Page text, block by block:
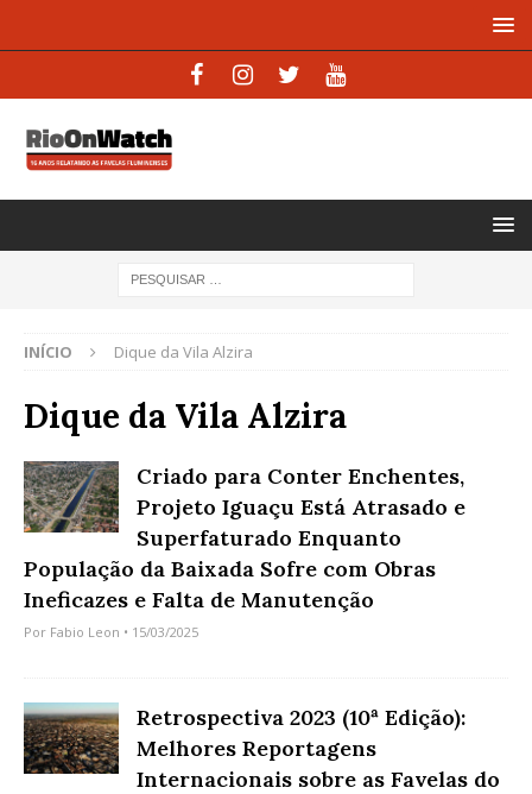
INÍCIO Dique da Vila Alzira
Dique da Vila Alzira
Criado para Conter Enchentes,
Projeto Iguaçu Está Atrasado e
Superfaturado Enquanto
População da Baixada Sofre com Obras
Ineficazes e Falta de Manutenção
Por Fabio Leon • 15/03/2025
Retrospectiva 2023 (10ª Edição):
Melhores Reportagens
Internacionais sobre as Favelas do